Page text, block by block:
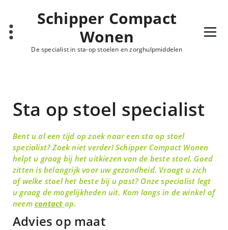
Schipper Compact
Wonen
De specialist in sta-op stoelen en zorghulpmiddelen
Sta op stoel specialist
Bent u al een tijd op zoek naar een sta op stoel
specialist? Zoek niet verder! Schipper Compact Wonen
helpt u graag bij het uitkiezen van de beste stoel. Goed
zitten is belangrijk voor uw gezondheid. Vraagt u zich
af welke stoel het beste bij u past? Onze specialist legt
u graag de mogelijkheden uit. Kom langs in de winkel of
neem contact op.
Advies op maat